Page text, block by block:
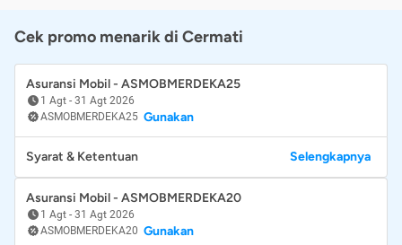
Cek promo menarik di Cermati
Asuransi Mobil - ASMOBMERDEKA25
1 Agt - 31 Agt 2026
ASMOBMERDEKA25 Gunakan
Syarat & Ketentuan Selengkapnya
Asuransi Mobil - ASMOBMERDEKA20
1 Agt - 31 Agt 2026
ASMOBMERDEKA20 Gunakan